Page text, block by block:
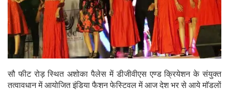
सौ फीट रोड़ स्थित अशोका पैलेस में डीजीवीएस एण्ड क्रियेशन के संयुक्त
तत्वावधान में आयोजित इंडिया फैशन फेस्टिवल में आज देश भर से आये माॅडलों